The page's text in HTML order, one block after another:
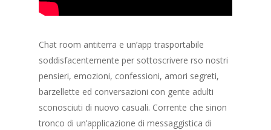
Chat room antiterra e un’app trasportabile
soddisfacentemente per sottoscrivere rso nostri
pensieri, emozioni, confessioni, amori segreti,
barzellette ed conversazioni con gente adulti
sconosciuti di nuovo casuali. Corrente che sinon
tronco di un’applicazione di messaggistica di